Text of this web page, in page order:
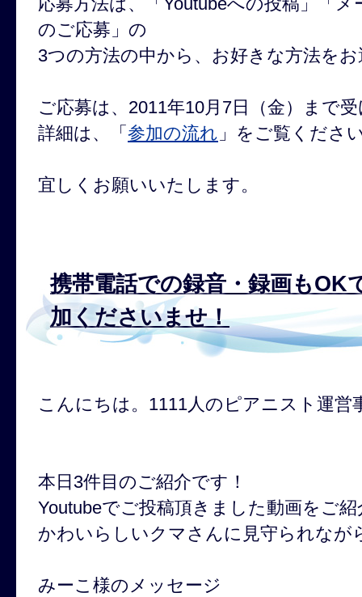
のご応募」の
3つの方法の中から、お好きな方法を
ご応募は、2011年10月7日（金）まで
詳細は、「 参加の流れ 」をご覧くださ
宜しくお願いいたします。
携帯電話での録音・録画もOK
加くださいませ！
こんにちは。1111人のピアニスト運営
本日3件目のご紹介です！
Youtubeでご投稿頂きました動画をご
かわいらしいクマさんに見守られなが
みーこ様のメッセージ